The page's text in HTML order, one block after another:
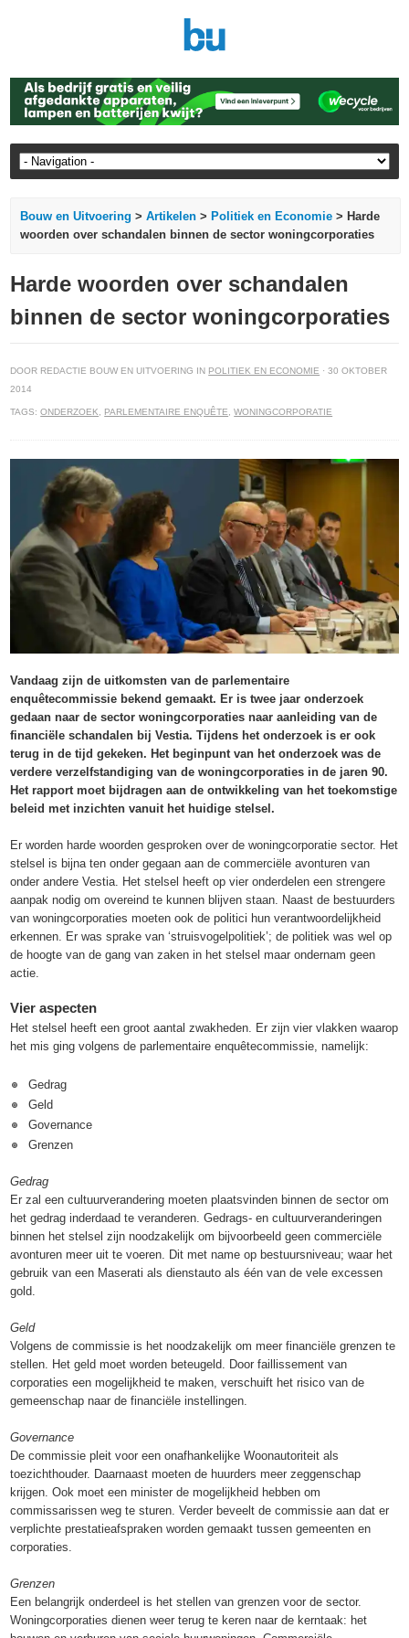
Bouw en Uitvoering >Artikelen > Politiek en Economie > Harde
woorden over schandalen binnen de sector woningcorporaties
Harde woorden over schandalen
binnen de sector woningcorporaties
DOOR REDACTIE BOUW EN UITVOERING IN POLITIEK EN ECONOMIE · 30 OKTOBER
2014
TAGS:ONDERZOEK, PARLEMENTAIRE ENQUÊTE,WONINGCORPORATIE
Vandaag zijn de uitkomsten van de parlementaire
enquêtecommissie bekend gemaakt. Er is twee jaar onderzoek
gedaan naar de sector woningcorporaties naar aanleiding van de
financiële schandalen bij Vestia. Tijdens het onderzoek is er ook
terug in de tijd gekeken. Het beginpunt van het onderzoek was de
verdere verzelfstandiging van de woningcorporaties in de jaren 90.
Het rapport moet bijdragen aan de ontwikkeling van het toekomstige
beleid met inzichten vanuit het huidige stelsel.
Er worden harde woorden gesproken over de woningcorporatie sector. Het
stelsel is bijna ten onder gegaan aan de commerciële avonturen van
onder andere Vestia. Het stelsel heeft op vier onderdelen een strengere
aanpak nodig om overeind te kunnen blijven staan. Naast de bestuurders
van woningcorporaties moeten ook de politici hun verantwoordelijkheid
erkennen. Er was sprake van ‘struisvogelpolitiek’; de politiek was wel op
de hoogte van de gang van zaken in het stelsel maar ondernam geen
actie.
Vier aspecten
Het stelsel heeft een groot aantal zwakheden. Er zijn vier vlakken waarop
het mis ging volgens de parlementaire enquêtecommissie, namelijk:
Gedrag
Geld
Governance
Grenzen
Gedrag
Er zal een cultuurverandering moeten plaatsvinden binnen de sector om
het gedrag inderdaad te veranderen. Gedrags- en cultuurveranderingen
binnen het stelsel zijn noodzakelijk om bijvoorbeeld geen commerciële
avonturen meer uit te voeren. Dit met name op bestuursniveau; waar het
gebruik van een Maserati als dienstauto als één van de vele excessen
gold.
Geld
Volgens de commissie is het noodzakelijk om meer financiële grenzen te
stellen. Het geld moet worden beteugeld. Door faillissement van
corporaties een mogelijkheid te maken, verschuift het risico van de
gemeenschap naar de financiële instellingen.
Governance
De commissie pleit voor een onafhankelijke Woonautoriteit als
toezichthouder. Daarnaast moeten de huurders meer zeggenschap
krijgen. Ook moet een minister de mogelijkheid hebben om
commissarissen weg te sturen. Verder beveelt de commissie aan dat er
verplichte prestatieafspraken worden gemaakt tussen gemeenten en
corporaties.
Grenzen
Een belangrijk onderdeel is het stellen van grenzen voor de sector.
Woningcorporaties dienen weer terug te keren naar de kerntaak: het